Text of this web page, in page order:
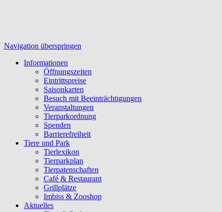
Navigation überspringen
Informationen
Öffnungszeiten
Eintrittspreise
Saisonkarten
Besuch mit Beeinträchtigungen
Veranstaltungen
Tierparkordnung
Spenden
Barrierefreiheit
Tiere und Park
Tierlexikon
Tierparkplan
Tierpatenschaften
Café & Restaurant
Grillplätze
Imbiss & Zooshop
Aktuelles